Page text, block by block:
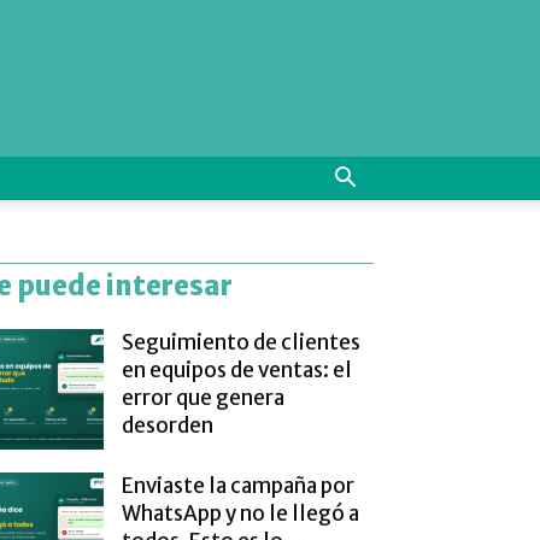
puede interesar
Seguimiento de clientes
en equipos de ventas: el
error que genera
desorden
Enviaste la campaña por
WhatsApp y no le llegó a